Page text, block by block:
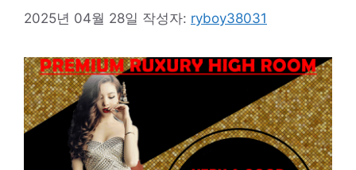
2025년 04월 28일 작성자: ryboy38031